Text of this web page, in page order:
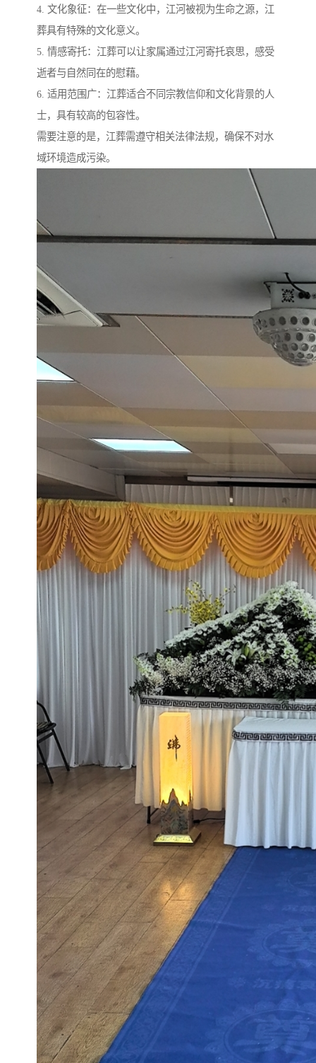
4. 文化象征：在一些文化中，江河被视为生命之源，江
葬具有特殊的文化意义。
5. 情感寄托：江葬可以让家属通过江河寄托哀思，感受
逝者与自然同在的慰藉。
6. 适用范围广：江葬适合不同宗教信仰和文化背景的人
士，具有较高的包容性。
需要注意的是，江葬需遵守相关法律法规，确保不对水
域环境造成污染。